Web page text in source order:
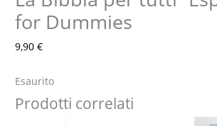
for Dummies
9,90€
Esaurito
Prodotti correlati